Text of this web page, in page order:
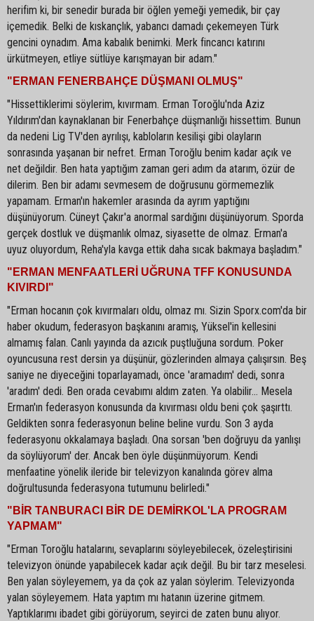
herifim ki, bir senedir burada bir öğlen yemeği yemedik, bir çay
içemedik. Belki de kıskançlık, yabancı damadı çekemeyen Türk
gencini oynadım. Ama kabalık benimki. Merk fincancı katırını
ürkütmeyen, etliye sütlüye karışmayan bir adam."
"ERMAN FENERBAHÇE DÜŞMANI OLMUŞ"
"Hissettiklerimi söylerim, kıvırmam. Erman Toroğlu'nda Aziz
Yıldırım'dan kaynaklanan bir Fenerbahçe düşmanlığı hissettim. Bunun
da nedeni Lig TV'den ayrılışı, kabloların kesilişi gibi olayların
sonrasında yaşanan bir nefret. Erman Toroğlu benim kadar açık ve
net değildir. Ben hata yaptığım zaman geri adım da atarım, özür de
dilerim. Ben bir adamı sevmesem de doğrusunu görmemezlik
yapamam. Erman'ın hakemler arasında da ayrım yaptığını
düşünüyorum. Cüneyt Çakır'a anormal sardığını düşünüyorum. Sporda
gerçek dostluk ve düşmanlık olmaz, siyasette de olmaz. Erman'a
uyuz oluyordum, Reha'yla kavga ettik daha sıcak bakmaya başladım."
"ERMAN MENFAATLERİ UĞRUNA TFF KONUSUNDA
KIVIRDI"
"Erman hocanın çok kıvırmaları oldu, olmaz mı. Sizin Sporx.com'da bir
haber okudum, federasyon başkanını aramış, Yüksel'in kellesini
almamış falan. Canlı yayında da azıcık puştluğuna sordum. Poker
oyuncusuna rest dersin ya düşünür, gözlerinden almaya çalışırsın. Beş
saniye ne diyeceğini toparlayamadı, önce 'aramadım' dedi, sonra
'aradım' dedi. Ben orada cevabımı aldım zaten. Ya olabilir... Mesela
Erman'ın federasyon konusunda da kıvırması oldu beni çok şaşırttı.
Geldikten sonra federasyonun beline beline vurdu. Son 3 ayda
federasyonu okkalamaya başladı. Ona sorsan 'ben doğruyu da yanlışı
da söylüyorum' der. Ancak ben öyle düşünmüyorum. Kendi
menfaatine yönelik ileride bir televizyon kanalında görev alma
doğrultusunda federasyona tutumunu belirledi."
"BİR TANBURACI BİR DE DEMİRKOL'LA PROGRAM
YAPMAM"
"Erman Toroğlu hatalarını, sevaplarını söyleyebilecek, özeleştirisini
televizyon önünde yapabilecek kadar açık değil. Bu bir tarz meselesi.
Ben yalan söyleyemem, ya da çok az yalan söylerim. Televizyonda
yalan söyleyemem. Hata yaptım mı hatanın üzerine gitmem.
Yaptıklarımı ibadet gibi görüyorum, seyirci de zaten bunu alıyor.